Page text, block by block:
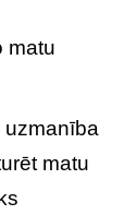
matu
uzmanība
matu